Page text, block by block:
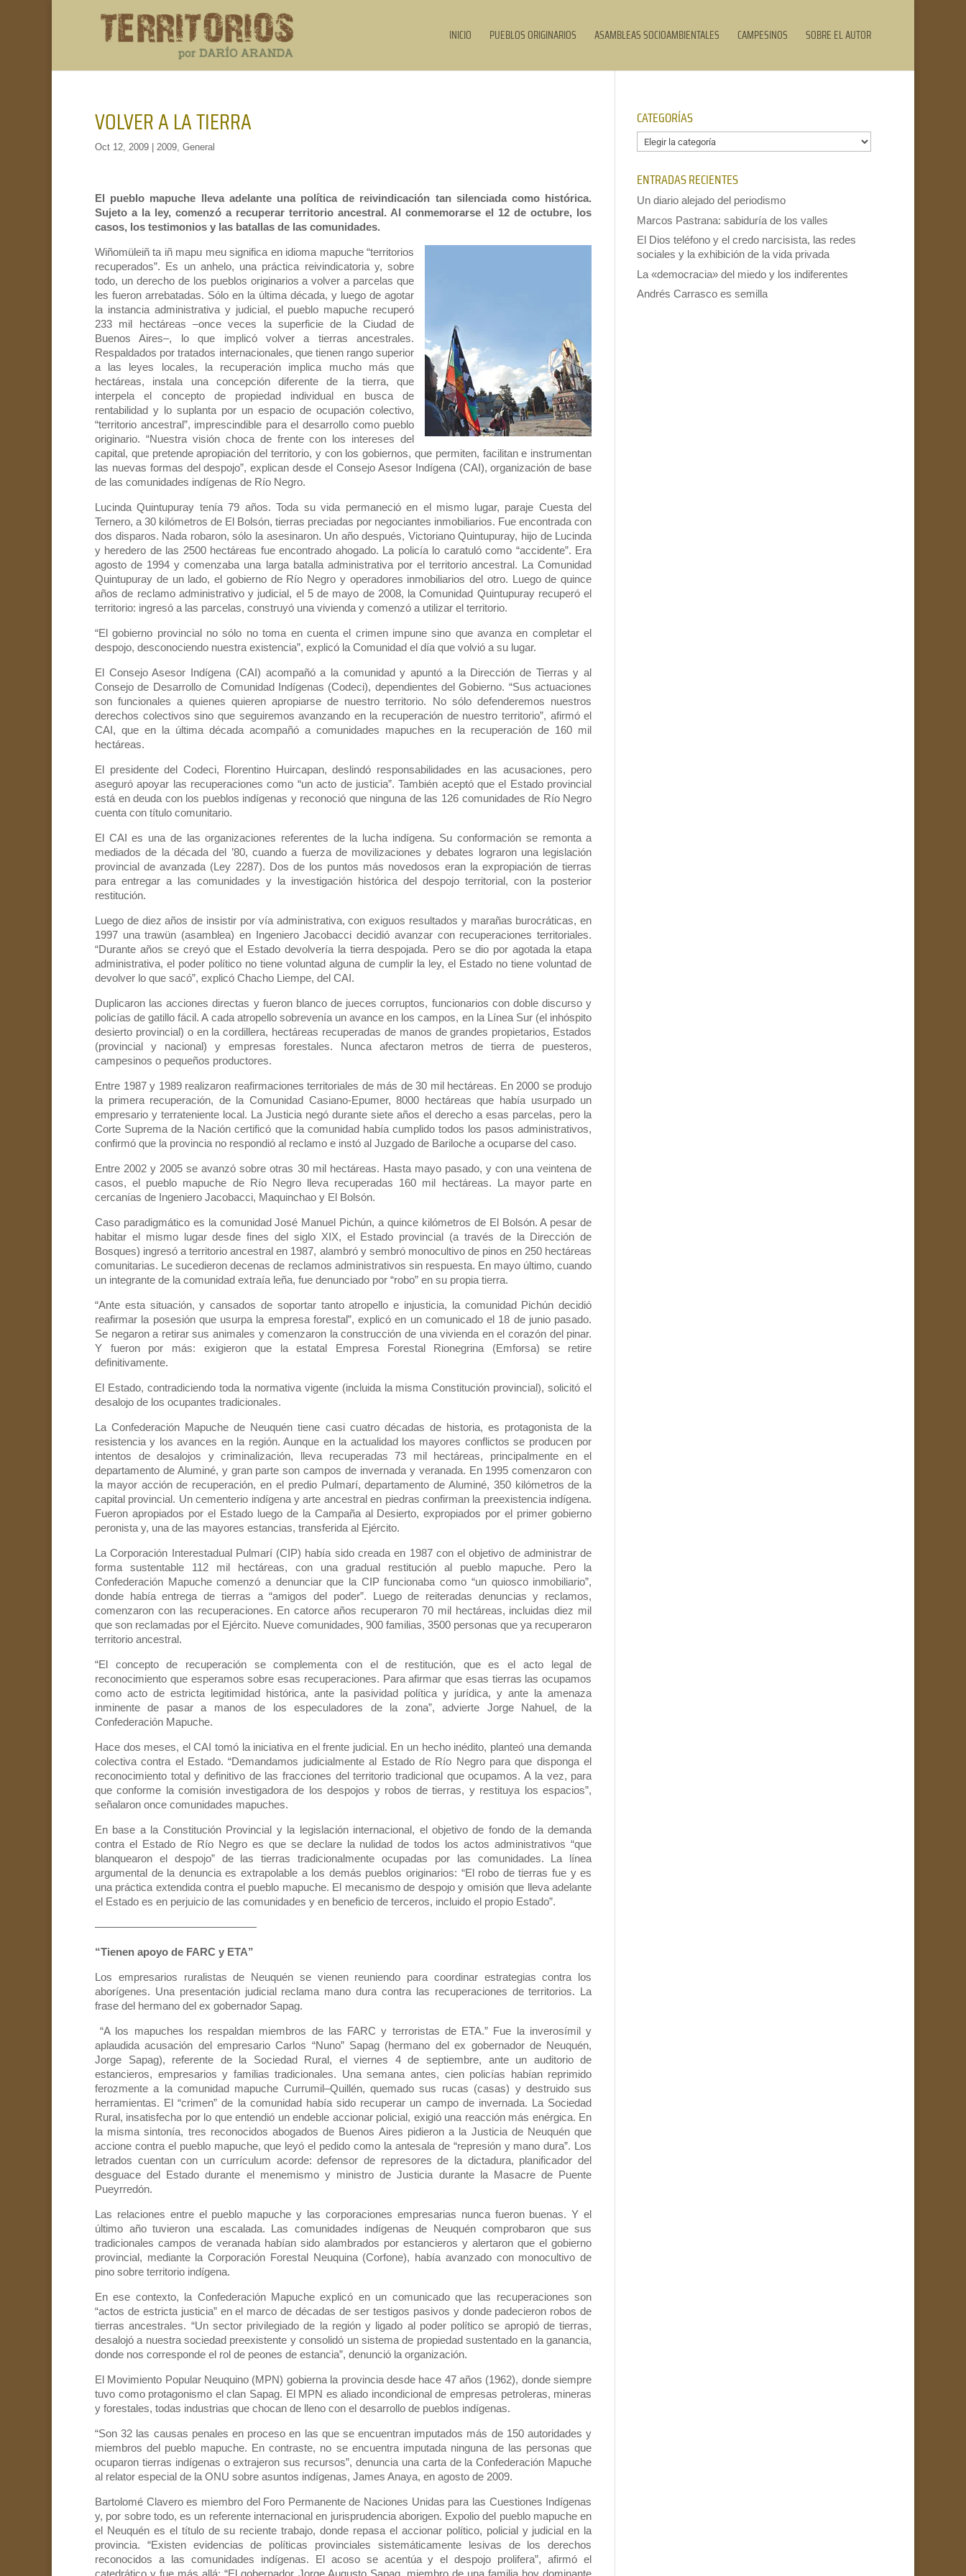
INICIO PUEBLOS ORIGINARIOS ASAMBLEAS SOCIOAMBIENTALES CAMPESINOS SOBRE EL AUTOR
VOLVER A LA TIERRA
Oct 12, 2009 2009, General
El pueblo mapuche lleva adelante una política de reivindicación tan silenciada como histórica.
Sujeto a la ley, comenzó a recuperar territorio ancestral. Al conmemorarse el 12 de octubre, los
casos, los testimonios y las batallas de las comunidades.
Wiñomüleiñ ta iñ mapu meu significa en idioma mapuche “territorios
recuperados”. Es un anhelo, una práctica reivindicatoria y, sobre
todo, un derecho de los pueblos originarios a volver a parcelas que
les fueron arrebatadas. Sólo en la última década, y luego de agotar
la instancia administrativa y judicial, el pueblo mapuche recuperó
233 mil hectáreas –once veces la superficie de la Ciudad de
Buenos Aires–, lo que implicó volver a tierras ancestrales.
Respaldados por tratados internacionales, que tienen rango superior
a las leyes locales, la recuperación implica mucho más que
hectáreas, instala una concepción diferente de la tierra, que
interpela el concepto de propiedad individual en busca de
rentabilidad y lo suplanta por un espacio de ocupación colectivo,
“territorio ancestral”, imprescindible para el desarrollo como pueblo
originario. “Nuestra visión choca de frente con los intereses del
capital, que pretende apropiación del territorio, y con los gobiernos, que permiten, facilitan e instrumentan
las nuevas formas del despojo”, explican desde el Consejo Asesor Indígena (CAI), organización de base
de las comunidades indígenas de Río Negro.
Lucinda Quintupuray tenía 79 años. Toda su vida permaneció en el mismo lugar, paraje Cuesta del
Ternero, a 30 kilómetros de El Bolsón, tierras preciadas por negociantes inmobiliarios. Fue encontrada con
dos disparos. Nada robaron, sólo la asesinaron. Un año después, Victoriano Quintupuray, hijo de Lucinda
y heredero de las 2500 hectáreas fue encontrado ahogado. La policía lo caratuló como “accidente”. Era
agosto de 1994 y comenzaba una larga batalla administrativa por el territorio ancestral. La Comunidad
Quintupuray de un lado, el gobierno de Río Negro y operadores inmobiliarios del otro. Luego de quince
años de reclamo administrativo y judicial, el 5 de mayo de 2008, la Comunidad Quintupuray recuperó el
territorio: ingresó a las parcelas, construyó una vivienda y comenzó a utilizar el territorio.
“El gobierno provincial no sólo no toma en cuenta el crimen impune sino que avanza en completar el
despojo, desconociendo nuestra existencia”, explicó la Comunidad el día que volvió a su lugar.
El Consejo Asesor Indígena (CAI) acompañó a la comunidad y apuntó a la Dirección de Tierras y al
Consejo de Desarrollo de Comunidad Indígenas (Codeci), dependientes del Gobierno. “Sus actuaciones
son funcionales a quienes quieren apropiarse de nuestro territorio. No sólo defenderemos nuestros
derechos colectivos sino que seguiremos avanzando en la recuperación de nuestro territorio”, afirmó el
CAI, que en la última década acompañó a comunidades mapuches en la recuperación de 160 mil
hectáreas.
El presidente del Codeci, Florentino Huircapan, deslindó responsabilidades en las acusaciones, pero
aseguró apoyar las recuperaciones como “un acto de justicia”. También aceptó que el Estado provincial
está en deuda con los pueblos indígenas y reconoció que ninguna de las 126 comunidades de Río Negro
cuenta con título comunitario.
El CAI es una de las organizaciones referentes de la lucha indígena. Su conformación se remonta a
mediados de la década del ’80, cuando a fuerza de movilizaciones y debates lograron una legislación
provincial de avanzada (Ley 2287). Dos de los puntos más novedosos eran la expropiación de tierras
para entregar a las comunidades y la investigación histórica del despojo territorial, con la posterior
restitución.
Luego de diez años de insistir por vía administrativa, con exiguos resultados y marañas burocráticas, en
1997 una trawün (asamblea) en Ingeniero Jacobacci decidió avanzar con recuperaciones territoriales.
“Durante años se creyó que el Estado devolvería la tierra despojada. Pero se dio por agotada la etapa
administrativa, el poder político no tiene voluntad alguna de cumplir la ley, el Estado no tiene voluntad de
devolver lo que sacó”, explicó Chacho Liempe, del CAI.
Duplicaron las acciones directas y fueron blanco de jueces corruptos, funcionarios con doble discurso y
policías de gatillo fácil. A cada atropello sobrevenía un avance en los campos, en la Línea Sur (el inhóspito
desierto provincial) o en la cordillera, hectáreas recuperadas de manos de grandes propietarios, Estados
(provincial y nacional) y empresas forestales. Nunca afectaron metros de tierra de puesteros,
campesinos o pequeños productores.
Entre 1987 y 1989 realizaron reafirmaciones territoriales de más de 30 mil hectáreas. En 2000 se produjo
la primera recuperación, de la Comunidad Casiano-Epumer, 8000 hectáreas que había usurpado un
empresario y terrateniente local. La Justicia negó durante siete años el derecho a esas parcelas, pero la
Corte Suprema de la Nación certificó que la comunidad había cumplido todos los pasos administrativos,
confirmó que la provincia no respondió al reclamo e instó al Juzgado de Bariloche a ocuparse del caso.
Entre 2002 y 2005 se avanzó sobre otras 30 mil hectáreas. Hasta mayo pasado, y con una veintena de
casos, el pueblo mapuche de Río Negro lleva recuperadas 160 mil hectáreas. La mayor parte en
cercanías de Ingeniero Jacobacci, Maquinchao y El Bolsón.
Caso paradigmático es la comunidad José Manuel Pichún, a quince kilómetros de El Bolsón. A pesar de
habitar el mismo lugar desde fines del siglo XIX, el Estado provincial (a través de la Dirección de
Bosques) ingresó a territorio ancestral en 1987, alambró y sembró monocultivo de pinos en 250 hectáreas
comunitarias. Le sucedieron decenas de reclamos administrativos sin respuesta. En mayo último, cuando
un integrante de la comunidad extraía leña, fue denunciado por “robo” en su propia tierra.
“Ante esta situación, y cansados de soportar tanto atropello e injusticia, la comunidad Pichún decidió
reafirmar la posesión que usurpa la empresa forestal”, explicó en un comunicado el 18 de junio pasado.
Se negaron a retirar sus animales y comenzaron la construcción de una vivienda en el corazón del pinar.
Y fueron por más: exigieron que la estatal Empresa Forestal Rionegrina (Emforsa) se retire
definitivamente.
El Estado, contradiciendo toda la normativa vigente (incluida la misma Constitución provincial), solicitó el
desalojo de los ocupantes tradicionales.
La Confederación Mapuche de Neuquén tiene casi cuatro décadas de historia, es protagonista de la
resistencia y los avances en la región. Aunque en la actualidad los mayores conflictos se producen por
intentos de desalojos y criminalización, lleva recuperadas 73 mil hectáreas, principalmente en el
departamento de Aluminé, y gran parte son campos de invernada y veranada. En 1995 comenzaron con
la mayor acción de recuperación, en el predio Pulmarí, departamento de Aluminé, 350 kilómetros de la
capital provincial. Un cementerio indígena y arte ancestral en piedras confirman la preexistencia indígena.
Fueron apropiados por el Estado luego de la Campaña al Desierto, expropiados por el primer gobierno
peronista y, una de las mayores estancias, transferida al Ejército.
La Corporación Interestadual Pulmarí (CIP) había sido creada en 1987 con el objetivo de administrar de
forma sustentable 112 mil hectáreas, con una gradual restitución al pueblo mapuche. Pero la
Confederación Mapuche comenzó a denunciar que la CIP funcionaba como “un quiosco inmobiliario”,
donde había entrega de tierras a “amigos del poder”. Luego de reiteradas denuncias y reclamos,
comenzaron con las recuperaciones. En catorce años recuperaron 70 mil hectáreas, incluidas diez mil
que son reclamadas por el Ejército. Nueve comunidades, 900 familias, 3500 personas que ya recuperaron
territorio ancestral.
“El concepto de recuperación se complementa con el de restitución, que es el acto legal de
reconocimiento que esperamos sobre esas recuperaciones. Para afirmar que esas tierras las ocupamos
como acto de estricta legitimidad histórica, ante la pasividad política y jurídica, y ante la amenaza
inminente de pasar a manos de los especuladores de la zona”, advierte Jorge Nahuel, de la
Confederación Mapuche.
Hace dos meses, el CAI tomó la iniciativa en el frente judicial. En un hecho inédito, planteó una demanda
colectiva contra el Estado. “Demandamos judicialmente al Estado de Río Negro para que disponga el
reconocimiento total y definitivo de las fracciones del territorio tradicional que ocupamos. A la vez, para
que conforme la comisión investigadora de los despojos y robos de tierras, y restituya los espacios”,
señalaron once comunidades mapuches.
En base a la Constitución Provincial y la legislación internacional, el objetivo de fondo de la demanda
contra el Estado de Río Negro es que se declare la nulidad de todos los actos administrativos “que
blanquearon el despojo” de las tierras tradicionalmente ocupadas por las comunidades. La línea
argumental de la denuncia es extrapolable a los demás pueblos originarios: “El robo de tierras fue y es
una práctica extendida contra el pueblo mapuche. El mecanismo de despojo y omisión que lleva adelante
el Estado es en perjuicio de las comunidades y en beneficio de terceros, incluido el propio Estado”.
———————————————
“Tienen apoyo de FARC y ETA”
Los empresarios ruralistas de Neuquén se vienen reuniendo para coordinar estrategias contra los
aborígenes. Una presentación judicial reclama mano dura contra las recuperaciones de territorios. La
frase del hermano del ex gobernador Sapag.
“A los mapuches los respaldan miembros de las FARC y terroristas de ETA.” Fue la inverosímil y
aplaudida acusación del empresario Carlos “Nuno” Sapag (hermano del ex gobernador de Neuquén,
Jorge Sapag), referente de la Sociedad Rural, el viernes 4 de septiembre, ante un auditorio de
estancieros, empresarios y familias tradicionales. Una semana antes, cien policías habían reprimido
ferozmente a la comunidad mapuche Currumil–Quillén, quemado sus rucas (casas) y destruido sus
herramientas. El “crimen” de la comunidad había sido recuperar un campo de invernada. La Sociedad
Rural, insatisfecha por lo que entendió un endeble accionar policial, exigió una reacción más enérgica. En
la misma sintonía, tres reconocidos abogados de Buenos Aires pidieron a la Justicia de Neuquén que
accione contra el pueblo mapuche, que leyó el pedido como la antesala de “represión y mano dura”. Los
letrados cuentan con un currículum acorde: defensor de represores de la dictadura, planificador del
desguace del Estado durante el menemismo y ministro de Justicia durante la Masacre de Puente
Pueyrredón.
Las relaciones entre el pueblo mapuche y las corporaciones empresarias nunca fueron buenas. Y el
último año tuvieron una escalada. Las comunidades indígenas de Neuquén comprobaron que sus
tradicionales campos de veranada habían sido alambrados por estancieros y alertaron que el gobierno
provincial, mediante la Corporación Forestal Neuquina (Corfone), había avanzado con monocultivo de
pino sobre territorio indígena.
En ese contexto, la Confederación Mapuche explicó en un comunicado que las recuperaciones son
“actos de estricta justicia” en el marco de décadas de ser testigos pasivos y donde padecieron robos de
tierras ancestrales. “Un sector privilegiado de la región y ligado al poder político se apropió de tierras,
desalojó a nuestra sociedad preexistente y consolidó un sistema de propiedad sustentado en la ganancia,
donde nos corresponde el rol de peones de estancia”, denunció la organización.
El Movimiento Popular Neuquino (MPN) gobierna la provincia desde hace 47 años (1962), donde siempre
tuvo como protagonismo el clan Sapag. El MPN es aliado incondicional de empresas petroleras, mineras
y forestales, todas industrias que chocan de lleno con el desarrollo de pueblos indígenas.
“Son 32 las causas penales en proceso en las que se encuentran imputados más de 150 autoridades y
miembros del pueblo mapuche. En contraste, no se encuentra imputada ninguna de las personas que
ocuparon tierras indígenas o extrajeron sus recursos”, denuncia una carta de la Confederación Mapuche
al relator especial de la ONU sobre asuntos indígenas, James Anaya, en agosto de 2009.
Bartolomé Clavero es miembro del Foro Permanente de Naciones Unidas para las Cuestiones Indígenas
y, por sobre todo, es un referente internacional en jurisprudencia aborigen. Expolio del pueblo mapuche en
el Neuquén es el título de su reciente trabajo, donde repasa el accionar político, policial y judicial en la
provincia. “Existen evidencias de políticas provinciales sistemáticamente lesivas de los derechos
reconocidos a las comunidades indígenas. El acoso se acentúa y el despojo prolifera”, afirmó el
catedrático y fue más allá: “El gobernador Jorge Augusto Sapag, miembro de una familia hoy dominante
CATEGORÍAS
Categorías
ENTRADAS RECIENTES
Un diario alejado del periodismo
Marcos Pastrana: sabiduría de los valles
El Dios teléfono y el credo narcisista, las redes
sociales y la exhibición de la vida privada
La «democracia» del miedo y los indiferentes
Andrés Carrasco es semilla